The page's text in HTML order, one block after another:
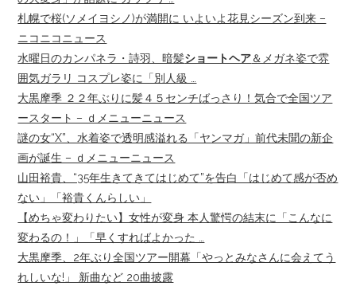
札幌で桜(ソメイヨシノ)が満開に いよいよ花見シーズン到来 –
ニコニコニュース
水曜日のカンパネラ・詩羽、暗髪ショートヘア＆メガネ姿で雰
囲気ガラリ コスプレ姿に「別人級 …
大黒摩季 ２２年ぶりに髪４５センチばっさり！気合で全国ツア
ースタート – ｄメニューニュース
謎の女“X”、水着姿で透明感溢れる「ヤンマガ」前代未聞の新企
画が誕生 – ｄメニューニュース
山田裕貴、“35年生きてきてはじめて”を告白「はじめて感が否め
ない」「裕貴くんらしい」
【めちゃ変わりたい】女性が変身 本人驚愕の結末に「こんなに
変わるの！」「早くすればよかった …
大黒摩季、2年ぶり全国ツアー開幕「やっとみなさんに会えてう
れしいな!」 新曲など 20曲披露